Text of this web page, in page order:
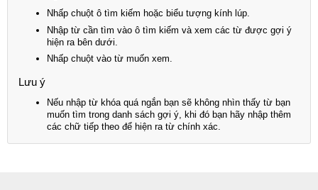
Nhấp chuột ô tìm kiếm hoặc biểu tượng kính lúp.
Nhập từ cần tìm vào ô tìm kiếm và xem các từ được gợi ý
hiện ra bên dưới.
Nhấp chuột vào từ muốn xem.
Lưu ý
Nếu nhập từ khóa quá ngắn bạn sẽ không nhìn thấy từ bạn
muốn tìm trong danh sách gợi ý, khi đó bạn hãy nhập thêm
các chữ tiếp theo để hiện ra từ chính xác.